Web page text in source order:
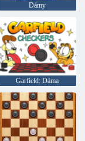
Dámy
Garfield: Dáma